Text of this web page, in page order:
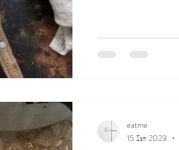
eatme
15 Σεπ 2023